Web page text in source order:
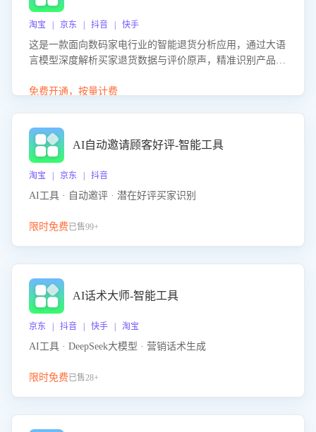
淘宝 | 京东 | 抖音 | 快手
这是一款面向数码家电行业的智能退货分析应用，通过大语
言模型深度解析买家退货数据与评价原声，精准识别产品质
改进建议，通过挖掘用户痛点驱动产品迭代，从根本上降低
免费开通，按量计费
AI自动邀请顾客好评-智能工具
淘宝 | 京东 | 抖音
AI工具 · 自动邀评 · 潜在好评买家识别
限时免费已售99+
AI话术大师-智能工具
京东 | 抖音 | 快手 | 淘宝
AI工具 · DeepSeek大模型 · 营销话术生成
限时免费已售28+